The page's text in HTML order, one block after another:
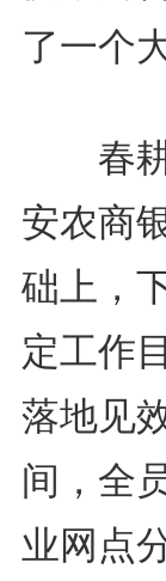
了一个
春耕
安农商
础上，
定工作
落地见
间，全
业网点